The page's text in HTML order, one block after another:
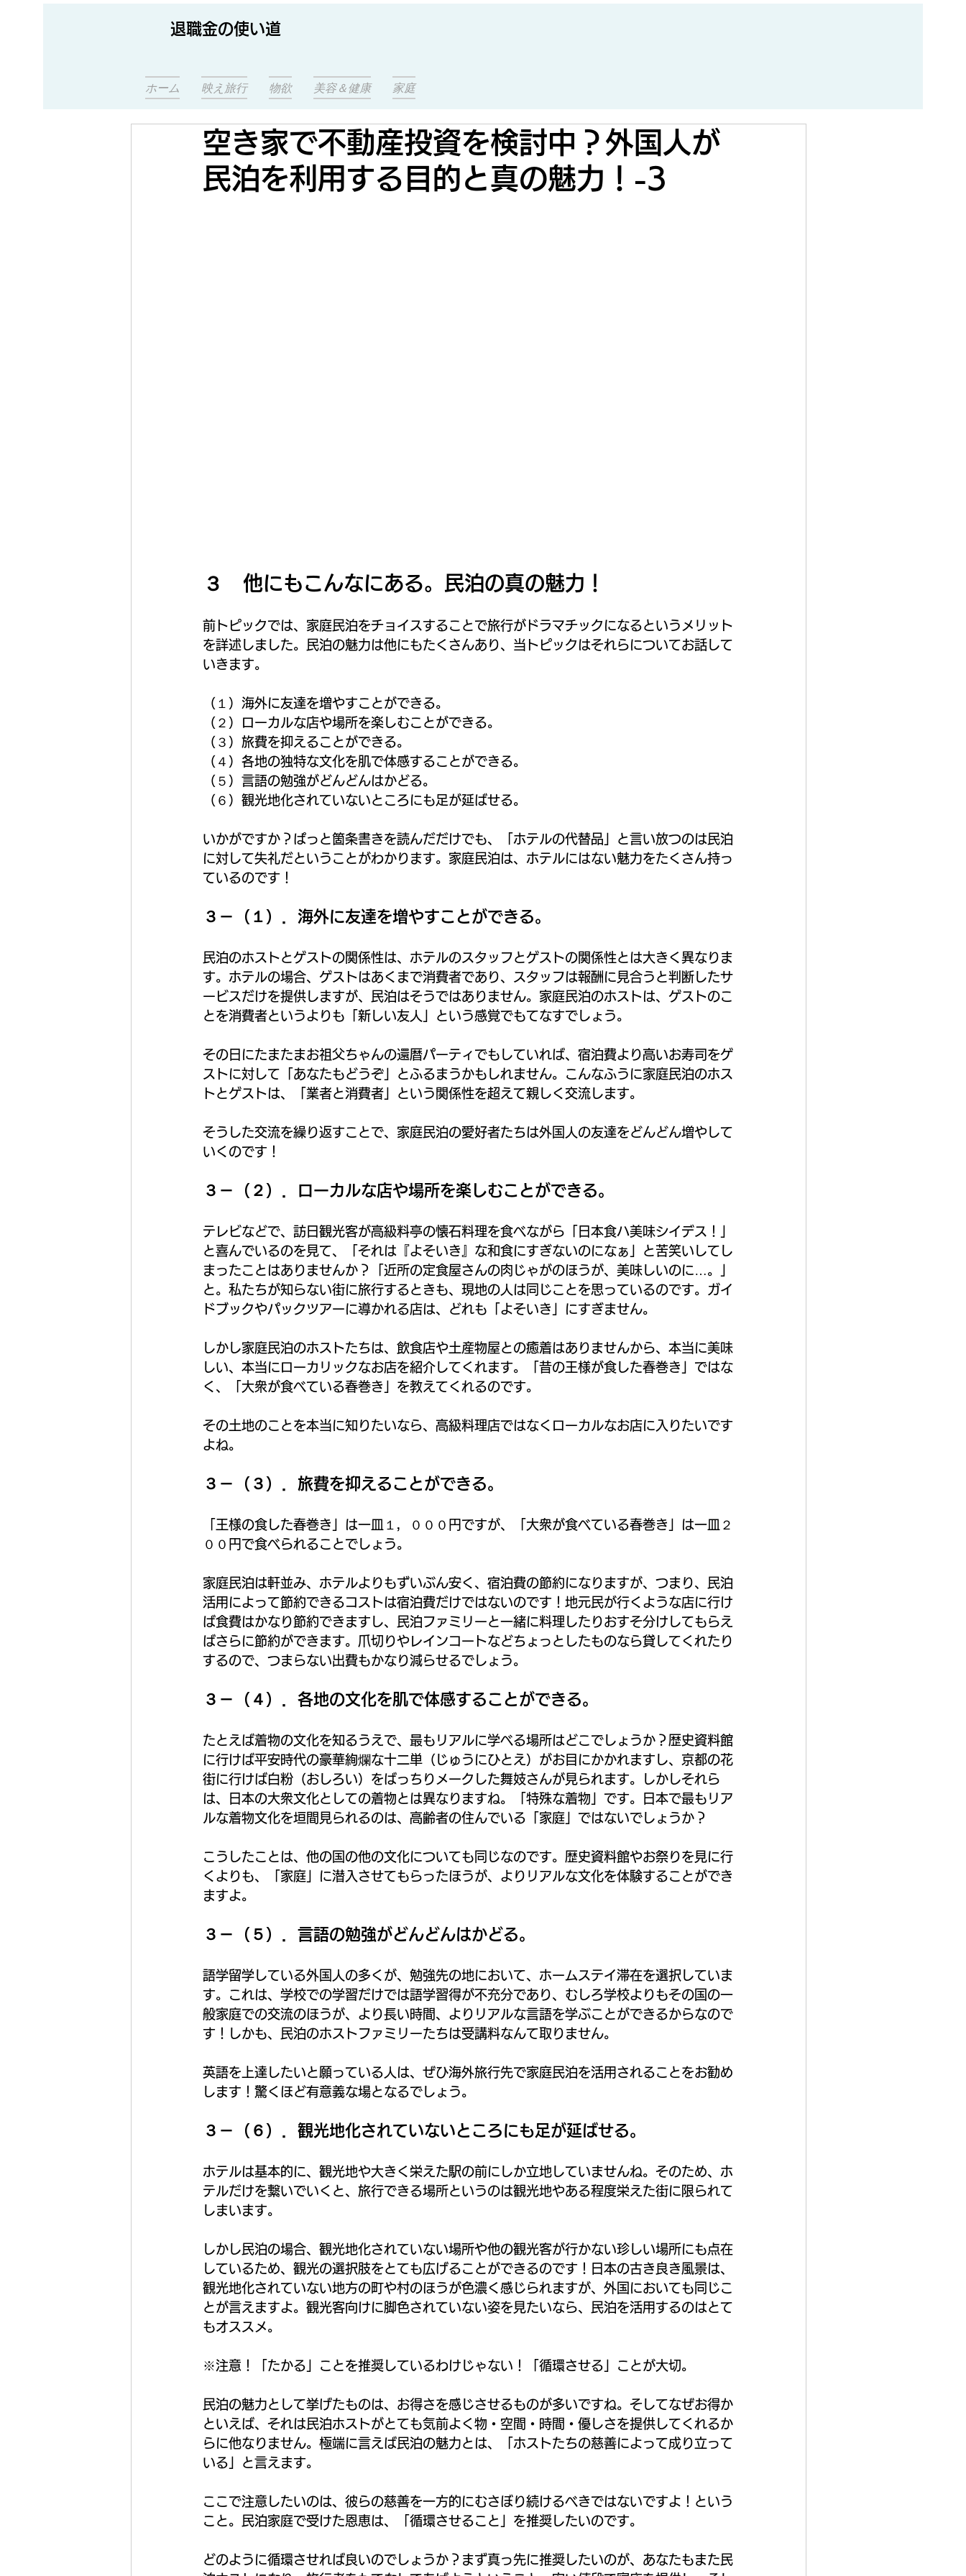
退職金の使い道
ホーム 映え旅行 物欲 美容＆健康 家庭
空き家で不動産投資を検討中？外国人が
民泊を利用する目的と真の魅力！-3
３　他にもこんなにある。民泊の真の魅力！
前トピックでは、家庭民泊をチョイスすることで旅行がドラマチックになるというメリット
を詳述しました。民泊の魅力は他にもたくさんあり、当トピックはそれらについてお話して
いきます。
（１）海外に友達を増やすことができる。
（２）ローカルな店や場所を楽しむことができる。
（３）旅費を抑えることができる。
（４）各地の独特な文化を肌で体感することができる。
（５）言語の勉強がどんどんはかどる。
（６）観光地化されていないところにも足が延ばせる。
いかがですか？ぱっと箇条書きを読んだだけでも、「ホテルの代替品」と言い放つのは民泊
に対して失礼だということがわかります。家庭民泊は、ホテルにはない魅力をたくさん持っ
ているのです！
３－（１）．海外に友達を増やすことができる。
民泊のホストとゲストの関係性は、ホテルのスタッフとゲストの関係性とは大きく異なりま
す。ホテルの場合、ゲストはあくまで消費者であり、スタッフは報酬に見合うと判断したサ
ービスだけを提供しますが、民泊はそうではありません。家庭民泊のホストは、ゲストのこ
とを消費者というよりも「新しい友人」という感覚でもてなすでしょう。
その日にたまたまお祖父ちゃんの還暦パーティでもしていれば、宿泊費より高いお寿司をゲ
ストに対して「あなたもどうぞ」とふるまうかもしれません。こんなふうに家庭民泊のホス
トとゲストは、「業者と消費者」という関係性を超えて親しく交流します。
そうした交流を繰り返すことで、家庭民泊の愛好者たちは外国人の友達をどんどん増やして
いくのです！
３－（２）．ローカルな店や場所を楽しむことができる。
テレビなどで、訪日観光客が高級料亭の懐石料理を食べながら「日本食ハ美味シイデス！」
と喜んでいるのを見て、「それは『よそいき』な和食にすぎないのになぁ」と苦笑いしてし
まったことはありませんか？「近所の定食屋さんの肉じゃがのほうが、美味しいのに…。」
と。私たちが知らない街に旅行するときも、現地の人は同じことを思っているのです。ガイ
ドブックやパックツアーに導かれる店は、どれも「よそいき」にすぎません。
しかし家庭民泊のホストたちは、飲食店や土産物屋との癒着はありませんから、本当に美味
しい、本当にローカリックなお店を紹介してくれます。「昔の王様が食した春巻き」ではな
く、「大衆が食べている春巻き」を教えてくれるのです。
その土地のことを本当に知りたいなら、高級料理店ではなくローカルなお店に入りたいです
よね。
３－（３）．旅費を抑えることができる。
「王様の食した春巻き」は一皿１，０００円ですが、「大衆が食べている春巻き」は一皿２
００円で食べられることでしょう。
家庭民泊は軒並み、ホテルよりもずいぶん安く、宿泊費の節約になりますが、つまり、民泊
活用によって節約できるコストは宿泊費だけではないのです！地元民が行くような店に行け
ば食費はかなり節約できますし、民泊ファミリーと一緒に料理したりおすそ分けしてもらえ
ばさらに節約ができます。爪切りやレインコートなどちょっとしたものなら貸してくれたり
するので、つまらない出費もかなり減らせるでしょう。
３－（４）．各地の文化を肌で体感することができる。
たとえば着物の文化を知るうえで、最もリアルに学べる場所はどこでしょうか？歴史資料館
に行けば平安時代の豪華絢爛な十二単（じゅうにひとえ）がお目にかかれますし、京都の花
街に行けば白粉（おしろい）をばっちりメークした舞妓さんが見られます。しかしそれら
は、日本の大衆文化としての着物とは異なりますね。「特殊な着物」です。日本で最もリア
ルな着物文化を垣間見られるのは、高齢者の住んでいる「家庭」ではないでしょうか？
こうしたことは、他の国の他の文化についても同じなのです。歴史資料館やお祭りを見に行
くよりも、「家庭」に潜入させてもらったほうが、よりリアルな文化を体験することができ
ますよ。
３－（５）．言語の勉強がどんどんはかどる。
語学留学している外国人の多くが、勉強先の地において、ホームステイ滞在を選択していま
す。これは、学校での学習だけでは語学習得が不充分であり、むしろ学校よりもその国の一
般家庭での交流のほうが、より長い時間、よりリアルな言語を学ぶことができるからなので
す！しかも、民泊のホストファミリーたちは受講料なんて取りません。
英語を上達したいと願っている人は、ぜひ海外旅行先で家庭民泊を活用されることをお勧め
します！驚くほど有意義な場となるでしょう。
３－（６）．観光地化されていないところにも足が延ばせる。
ホテルは基本的に、観光地や大きく栄えた駅の前にしか立地していませんね。そのため、ホ
テルだけを繋いでいくと、旅行できる場所というのは観光地やある程度栄えた街に限られて
しまいます。
しかし民泊の場合、観光地化されていない場所や他の観光客が行かない珍しい場所にも点在
しているため、観光の選択肢をとても広げることができるのです！日本の古き良き風景は、
観光地化されていない地方の町や村のほうが色濃く感じられますが、外国においても同じこ
とが言えますよ。観光客向けに脚色されていない姿を見たいなら、民泊を活用するのはとて
もオススメ。
※注意！「たかる」ことを推奨しているわけじゃない！「循環させる」ことが大切。
民泊の魅力として挙げたものは、お得さを感じさせるものが多いですね。そしてなぜお得か
といえば、それは民泊ホストがとても気前よく物・空間・時間・優しさを提供してくれるか
らに他なりません。極端に言えば民泊の魅力とは、「ホストたちの慈善によって成り立って
いる」と言えます。
ここで注意したいのは、彼らの慈善を一方的にむさぼり続けるべきではないですよ！という
こと。民泊家庭で受けた恩恵は、「循環させること」を推奨したいのです。
どのように循環させれば良いのでしょうか？まず真っ先に推奨したいのが、あなたもまた民